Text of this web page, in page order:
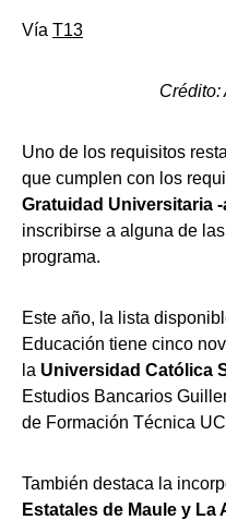
Vía T13
Crédito:
Uno de los requisitos
que cumplen con los
Gratuidad Universitaria
inscribirse a alguna de
programa.
Este año, la lista
Educación tiene cinco
la Universidad Católica
Estudios Bancarios
de Formación Técnica
También destaca la
Estatales de Maule y La